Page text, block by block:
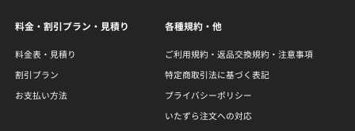
料金・割引プラン・見積り
料金表・見積り
割引プラン
お支払い方法
各種規約・他
ご利用規約・返品交換規約・注意事項
特定商取引法に基づく表記
プライバシーポリシー
いたずら注文への対応